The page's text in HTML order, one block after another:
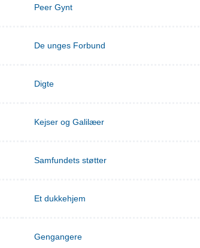
Peer Gynt
De unges Forbund
Digte
Kejser og Galilæer
Samfundets støtter
Et dukkehjem
Gengangere